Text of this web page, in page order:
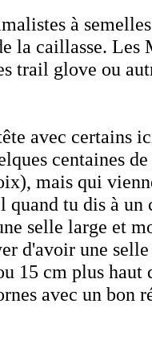
à
la caillasse. Les
trail glove ou
avec certains
centaines
mais qui
quand tu dis à
selle large et
d'avoir une
15 cm plus
avec un bon